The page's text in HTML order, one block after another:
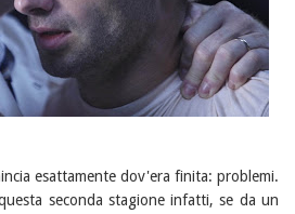
esattamente dov'era finita: problemi.
seconda stagione infatti, se da un